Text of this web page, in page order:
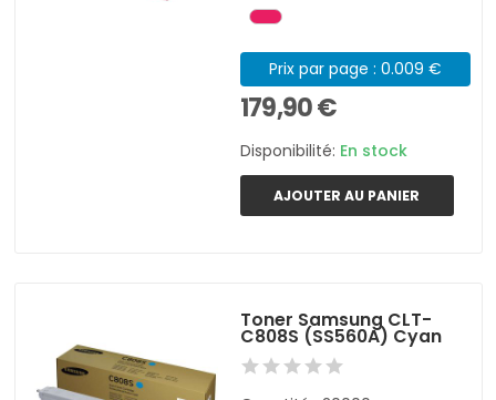
Prix par page : 0.009 €
179,90 €
Disponibilité: En stock
AJOUTER AU PANIER
Toner Samsung CLT-
C808S (SS560A) Cyan